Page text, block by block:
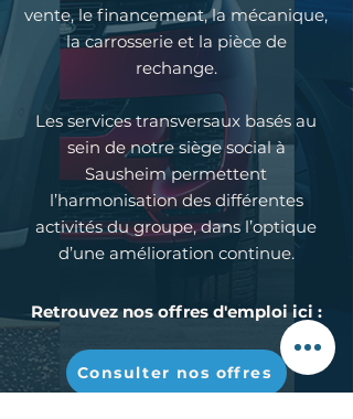
vente, le financement, la mécanique,
la carrosserie et la pièce de
rechange.
Les services transversaux basés au
sein de notre siège social à
Sausheim permettent
l’harmonisation des différentes
activités du groupe, dans l’optique
d’une amélioration continue.
Retrouvez nos offres d'emploi ici :
Consulter nos offres